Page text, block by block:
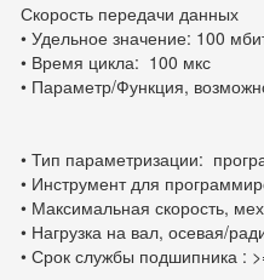
Скорость передачи данных
• Удельное значение: 100
• Время цикла: 100 мкс
• Параметр/Функция,
• Тип параметризации:
• Инструмент для
• Максимальная скорость,
• Нагрузка на вал, осевая/
• Срок службы подшипника :